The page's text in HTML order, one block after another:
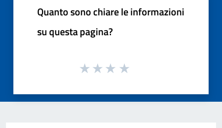
Quanto sono chiare le informazioni
su questa pagina?